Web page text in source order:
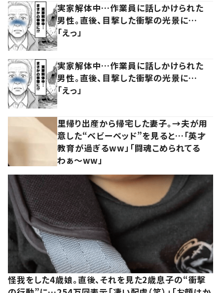
実家解体中…作業員に話しかけられた
男性。直後、目撃した衝撃の光景に…
「えっ」
実家解体中…作業員に話しかけられた
男性。直後、目撃した衝撃の光景に…
「えっ」
里帰り出産から帰宅した妻子。→夫が用
意した“ベビーベッド”を見ると…「英才
教育が過ぎるww」「闘魂こめられてる
わぁ～ww」
怪我をした4歳娘。直後、それを見た2歳息子の“衝撃